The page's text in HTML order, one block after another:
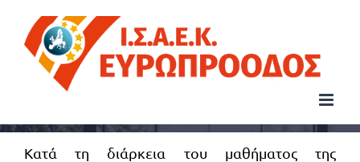
περιεχόμενο
Κατά τη διάρκεια του μαθήματος της